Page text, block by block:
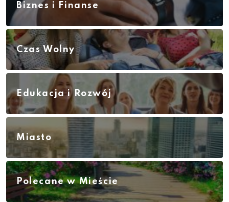
Biznes i Finanse
Czas Wolny
Edukacja i Rozwój
Miasto
Polecane w Mieście